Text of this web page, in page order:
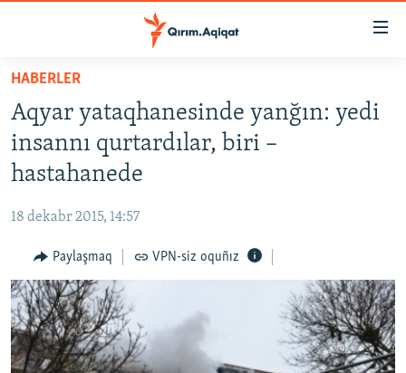
Esas
qaytmaq
Baş
navigatsiyağa
qaytmaq
Qıdıruvğa
SİYASET
İQTİSADİYAT
MEDENİYET
İNSAN AQLARI
VİDEO
SÜRET
BLOGLAR
HABERLER
Aqyar yataqhanesinde yanğın: yedi
insannı qurtardılar, biri –
hastahanede
18 dekabr 2015, 14:57
Paylaşmaq VPN-siz oquñız